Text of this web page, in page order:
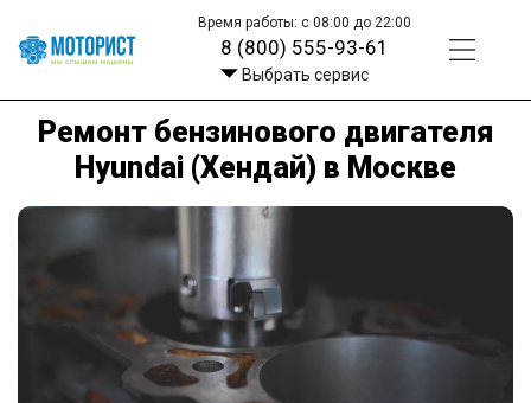
Время работы: с 08:00 до 22:00
8 (800) 555-93-61
Выбрать сервис
Ремонт бензинового двигателя
Hyundai (Хендай) в Москве